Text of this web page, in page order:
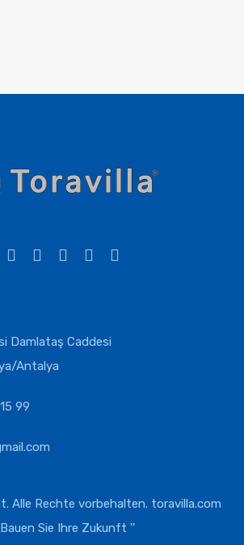
Damlataş Caddesi
Antalya
99
Alle Rechte vorbehalten. toravilla.com
Sie Ihre Zukunft ''